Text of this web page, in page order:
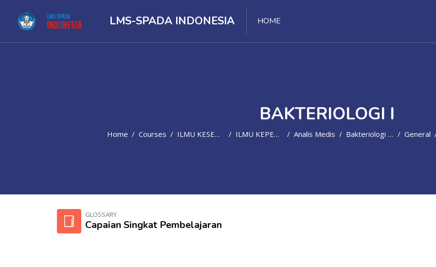
LMS-SPADA INDONESIA HOME
BAKTERIOLOGI I
Home Courses ILMU KESEHATAN ILMU KEPERAWATAN DAN KEBIDANAN Analis Medis Bakteriologi I(D4/SMT3-2021/2022) General
GLOSSARY
Capaian Singkat Pembelajaran